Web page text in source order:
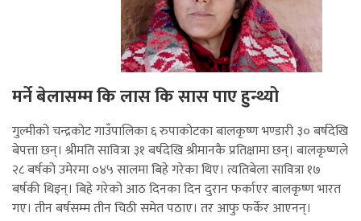
मर्ने बेलासम्म कि लास कि सास पाए हुन्थ्यो
गुल्मीको चन्द्रकोट गाउँपालिका ६ रुपाकोटका बालकृष्ण भण्डारी ३० बर्षदेखि
बेपत्ता छन्। श्रीमति सावित्रा ३१ बर्षदेखि श्रीमानकै प्रतिक्षामा छन्। बालकृष्णले
२८ बर्षको उमेरमा ०४५ सालमा बिहे गरेका थिए। त्यतिबेला सावित्रा १७
बर्षकी थिइन्। बिहे गरेको आठ दिनका दिन दुरान फर्काएर बालकृष्ण भारत
गए। तीन बर्षसम्म तीन चिठी समेत पठाए। तर आफु फर्केर आएनन्।